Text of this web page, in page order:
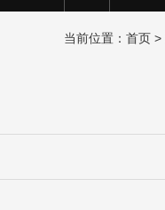
当前位置： 首页 >